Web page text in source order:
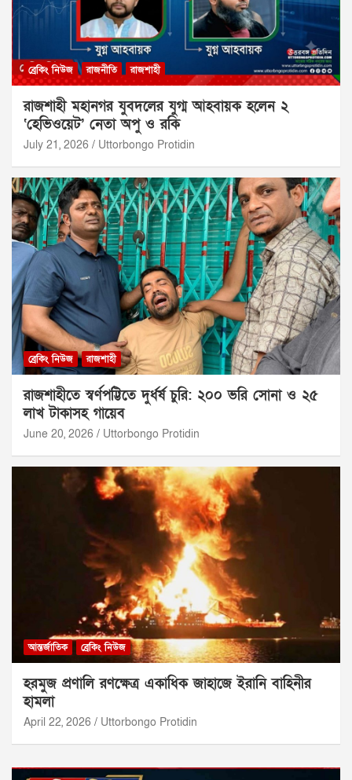
ব্রেকিং নিউজ রাজনীতি রাজশাহী
রাজশাহী মহানগর যুবদলের যুগ্ম আহবায়ক হলেন ২
‘হেভিওয়েট’ নেতা অপু ও রকি
July 21, 2026 Uttorbongo Protidin
ব্রেকিং নিউজ রাজশাহী
রাজশাহীতে স্বর্ণপট্টিতে দুর্ধর্ষ চুরি: ২০০ ভরি সোনা ও ২৫
লাখ টাকাসহ গায়েব
June 20, 2026 Uttorbongo Protidin
আন্তর্জাতিক ব্রেকিং নিউজ
হরমুজ প্রণালি রণক্ষেত্র একাধিক জাহাজে ইরানি বাহিনীর
হামলা
April 22, 2026 Uttorbongo Protidin